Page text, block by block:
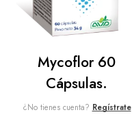
Mycoflor 60
Cápsulas.
¿No tienes cuenta? Regístrate